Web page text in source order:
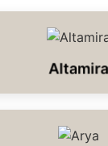
Altamira